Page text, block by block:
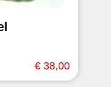
€ 38,00